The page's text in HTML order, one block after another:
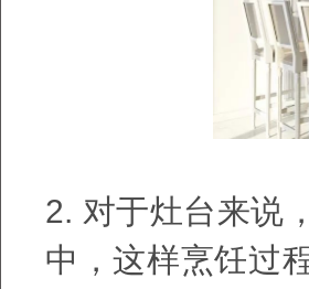
2. 对于灶台来说
中，这样烹饪过